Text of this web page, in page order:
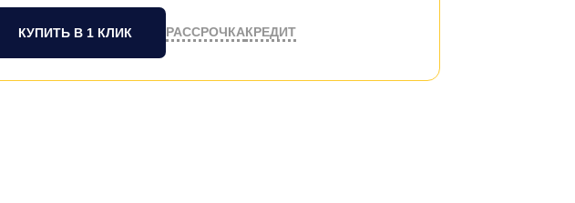
КУПИТЬ В 1 КЛИК РАССРОЧКАКРЕДИТ